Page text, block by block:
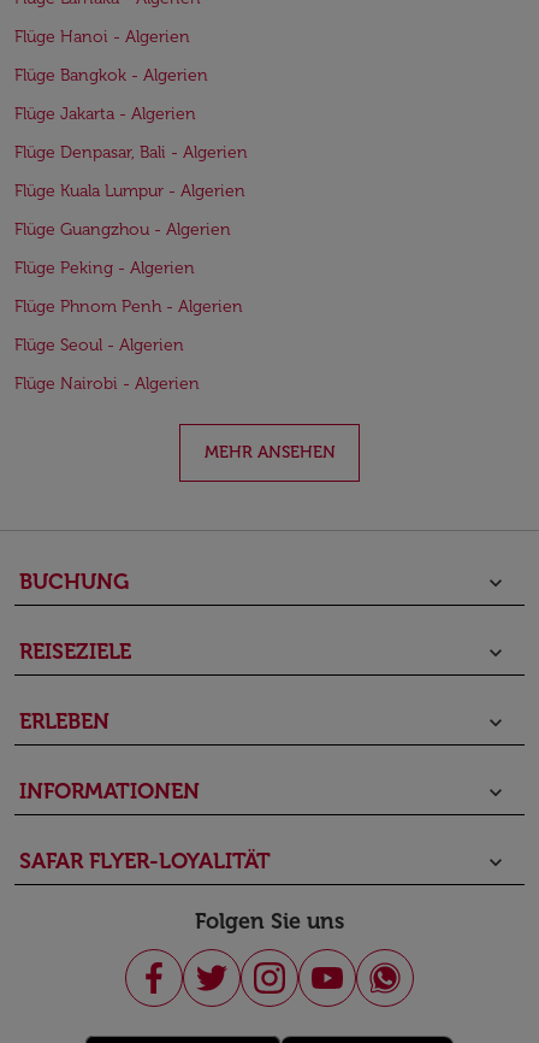
Flüge Hanoi - Algerien
Flüge Bangkok - Algerien
Flüge Jakarta - Algerien
Flüge Denpasar, Bali - Algerien
Flüge Kuala Lumpur - Algerien
Flüge Guangzhou - Algerien
Flüge Peking - Algerien
Flüge Phnom Penh - Algerien
Flüge Seoul - Algerien
Flüge Nairobi - Algerien
MEHR ANSEHEN
BUCHUNG keyboard_arrow_down
REISEZIELE keyboard_arrow_down
ERLEBEN keyboard_arrow_down
INFORMATIONEN keyboard_arrow_down
SAFAR FLYER-LOYALITÄT keyboard_arrow_down
Folgen Sie uns